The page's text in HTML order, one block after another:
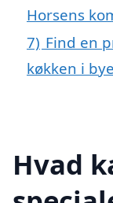
Horsens
7) Find en
køkken i
Hvad